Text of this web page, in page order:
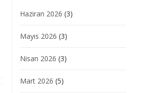
Haziran 2026 (3)
Mayıs 2026 (3)
Nisan 2026 (3)
Mart 2026 (5)